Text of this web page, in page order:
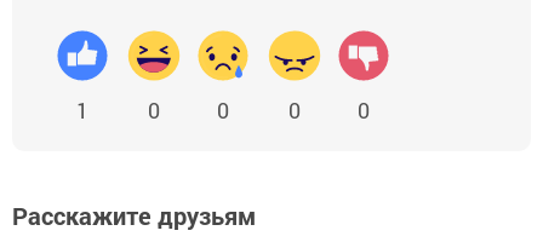
1 0 0 0 0
Расскажите друзьям